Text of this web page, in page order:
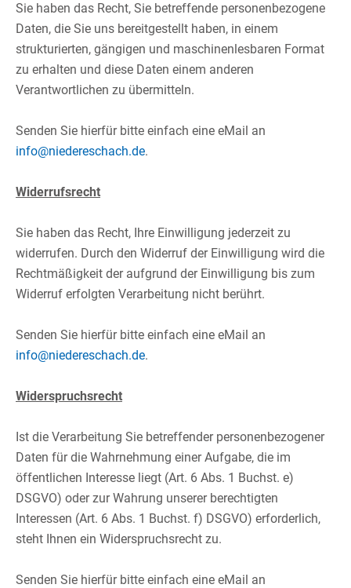
Sie haben das Recht, Sie betreffende personenbezogene
Daten, die Sie uns bereitgestellt haben, in einem
strukturierten, gängigen und maschinenlesbaren Format
zu erhalten und diese Daten einem anderen
Verantwortlichen zu übermitteln.​
Senden Sie hierfür bitte einfach eine eMail an
info@niedereschach.de.​
Widerrufsrecht
Sie haben das Recht, Ihre Einwilligung jederzeit zu
widerrufen. Durch den Widerruf der Einwilligung wird die
Rechtmäßigkeit der aufgrund der Einwilligung bis zum
Widerruf erfolgten Verarbeitung nicht berührt.​
Senden Sie hierfür bitte einfach eine eMail an
info@niedereschach.de.​
Widerspruchsrecht
Ist die Verarbeitung Sie betreffender personenbezogener
Daten für die Wahrnehmung einer Aufgabe, die im
öffentlichen Interesse liegt (Art. 6 Abs. 1 Buchst. e)
DSGVO) oder zur Wahrung unserer berechtigten
Interessen (Art. 6 Abs. 1 Buchst. f) DSGVO) erforderlich,
steht Ihnen ein Widerspruchsrecht zu.​
Senden Sie hierfür bitte einfach eine eMail an